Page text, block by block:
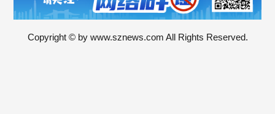
Copyright © by www.sznews.com All Rights Reserved.